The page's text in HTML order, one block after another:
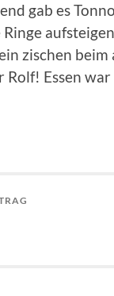
gab es
zischen
Rolf! Essen